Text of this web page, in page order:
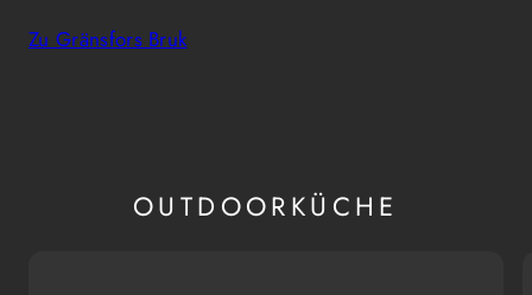
Zu Gränsfors Bruk
OUTDOORKÜCHE